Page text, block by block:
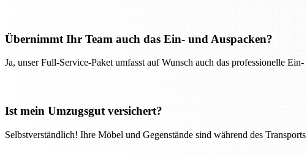
Übernimmt Ihr Team auch das Ein- und Auspacken?
Ja, unser Full-Service-Paket umfasst auf Wunsch auch das professionelle
Ist mein Umzugsgut versichert?
Selbstverständlich! Ihre Möbel und Gegenstände sind während des